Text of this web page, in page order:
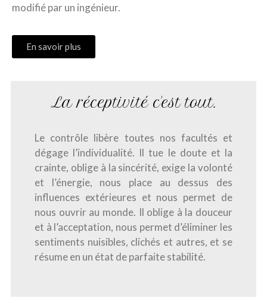
modifié par un ingénieur.
En savoir plus
La réceptivité c'est tout.
Le contrôle libère toutes nos facultés et
dégage l’individualité. Il tue le doute et la
crainte, oblige à la sincérité, exige la volonté
et l’énergie, nous place au dessus des
influences extérieures et nous permet de
nous ouvrir au monde. Il oblige à la douceur
et à l’acceptation, nous permet d’éliminer les
sentiments nuisibles, clichés et autres, et se
résume en un état de parfaite stabilité.